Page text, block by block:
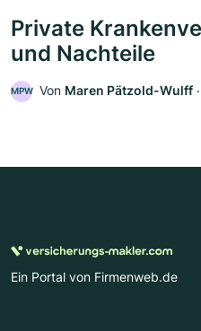
Private
und Nachteile
MPW Von Maren Pätzold-Wulff ‧
Ein Portal von Firmenweb.de